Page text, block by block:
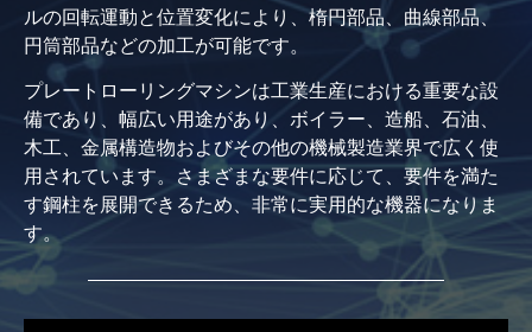
ルの回転運動と位置変化により、楕円部品、曲線部品、
円筒部品などの加工が可能です。
プレートローリングマシンは工業生産における重要な設
備であり、幅広い用途があり、ボイラー、造船、石油、
木工、金属構造物およびその他の機械製造業界で広く使
用されています。さまざまな要件に応じて、要件を満た
す鋼柱を展開できるため、非常に実用的な機器になりま
す。